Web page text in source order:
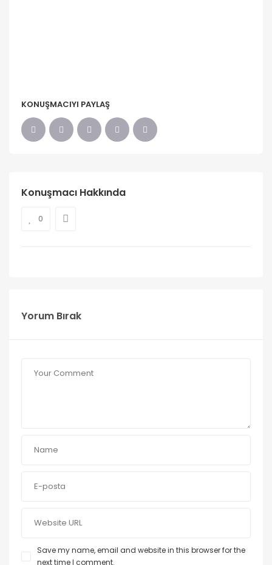
KONUŞMACIYI PAYLAŞ
Konuşmacı Hakkında
0
Yorum Bırak
Save my name, email and website in this browser for the
next time I comment.